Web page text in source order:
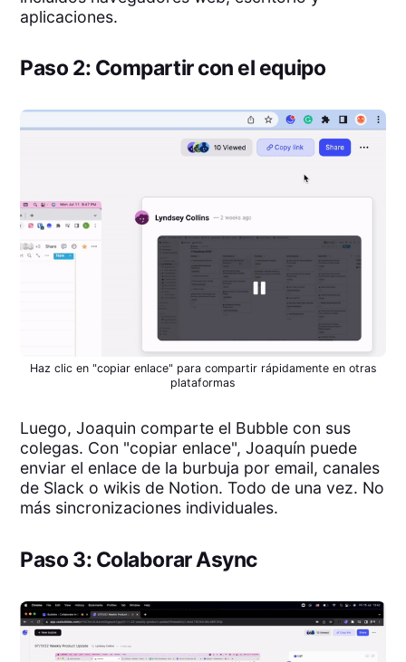
aplicaciones.
Paso 2: Compartir con el equipo
Haz clic en "copiar enlace" para compartir rápidamente en otras
plataformas
Luego, Joaquin comparte el Bubble con sus
colegas. Con "copiar enlace", Joaquín puede
enviar el enlace de la burbuja por email, canales
de Slack o wikis de Notion. Todo de una vez. No
más sincronizaciones individuales.
Paso 3: Colaborar Async